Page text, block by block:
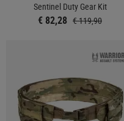
Sentinel Duty Gear Kit
€ 82,28 € 119,90